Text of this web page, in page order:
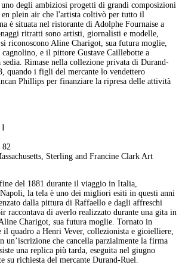
degli ambiziosi progetti di grandi composizioni
plein air che l'artista coltivò per tutto il
è situata nel ristorante di Adolphe Fournaise a
ritratti sono artisti, giornalisti e modelle,
riconoscono Aline Charigot, sua futura moglie,
cagnolino, e il pittore Gustave Caillebotte a
Rimase nella collezione privata di Durand-
quando i figli del mercante lo vendettero
Phillips per finanziare la ripresa delle attività
I
82
Sterling and Francine Clark Art
del 1881 durante il viaggio in Italia,
la tela è uno dei migliori esiti in questi anni
dalla pittura di Raffaello e dagli affreschi
raccontava di averlo realizzato durante una gita in
Charigot, sua futura moglie. Tornato in
il quadro a Henri Vever, collezionista e gioielliere,
un’iscrizione che cancella parzialmente la firma
una replica più tarda, eseguita nel giugno
su richiesta del mercante Durand-Ruel.